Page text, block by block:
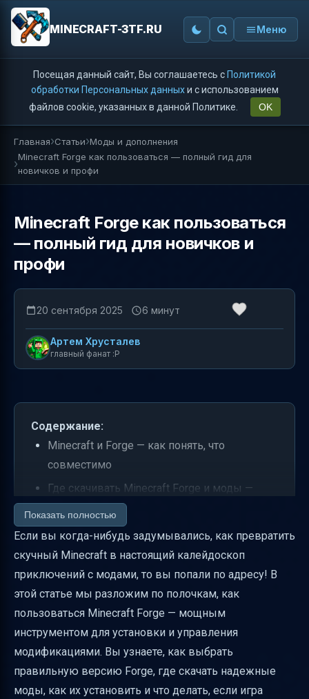
MINECRAFT-3TF.RU Меню
Посещая данный сайт, Вы соглашаетесь с Политикой
обработки Персональных данныхи с использованием
файлов cookie, указанных в данной Политике.
OK
Главная Статьи Моды и дополнения
Minecraft Forge как пользоваться — полный гид для
новичков и профи
Minecraft Forge как пользоваться
— полный гид для новичков и
профи
20 сентября 2025 6 минут
Артем Хрусталев
главный фанат :P
Содержание:
Minecraft и Forge — как понять, что
совместимо
Где скачивать Minecraft Forge и моды —
ловим только надежное
Установка Forge и модов на Minecraft 1.16 и
выше — пошагово
Особенности папки mods и права доступа
Что делать, если игра не запускается после
установки модов
Установка модов на старые версии
Minecraft (1.5.2 и ниже)
Показать полностью
Если вы когда-нибудь задумывались, как превратить
скучный Minecraft в настоящий калейдоскоп
приключений с модами, то вы попали по адресу! В
этой статье мы разложим по полочкам, как
пользоваться Minecraft Forge — мощным
инструментом для установки и управления
модификациями. Вы узнаете, как выбрать
правильную версию Forge, где скачать надежные
моды, как их установить и что делать, если игра